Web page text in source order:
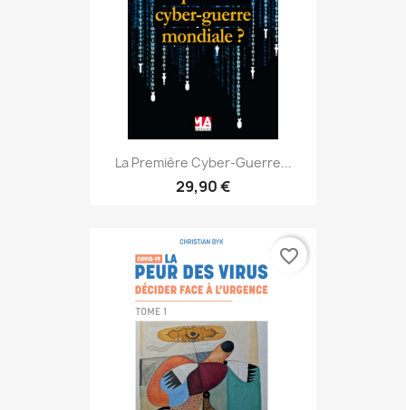
La Première Cyber-Guerre...
29,90 €
favorite_border